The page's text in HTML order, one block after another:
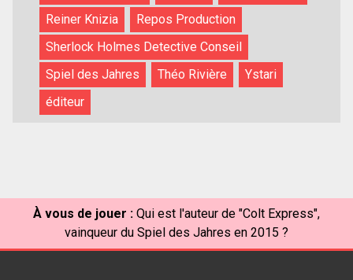
Reiner Knizia
Repos Production
Sherlock Holmes Detective Conseil
Spiel des Jahres
Théo Rivière
Ystari
éditeur
À vous de jouer : Qui est l'auteur de "Colt Express",
vainqueur du Spiel des Jahres en 2015 ?